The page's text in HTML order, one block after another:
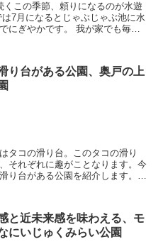
この季節、頼りになるのが水遊
7月になるとじゃぶじゃぶ池に水
にぎやかです。 我が家でも毎年
り台がある公園、奥戸の上
タコの滑り台。このタコの滑り
それぞれに趣がことなります。今
り台がある公園を紹介します。
と近未来感を味わえる、モ
にいじゅくみらい公園